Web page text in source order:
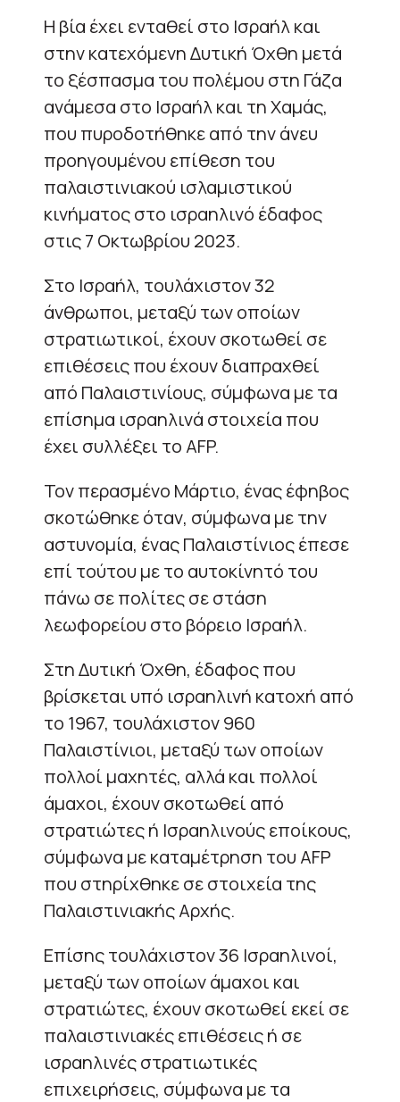
Η βία έχει ενταθεί στο Ισραήλ και
στην κατεχόμενη Δυτική Όχθη μετά
το ξέσπασμα του πολέμου στη Γάζα
ανάμεσα στο Ισραήλ και τη Χαμάς,
που πυροδοτήθηκε από την άνευ
προηγουμένου επίθεση του
παλαιστινιακού ισλαμιστικού
κινήματος στο ισραηλινό έδαφος
στις 7 Οκτωβρίου 2023.
Στο Ισραήλ, τουλάχιστον 32
άνθρωποι, μεταξύ των οποίων
στρατιωτικοί, έχουν σκοτωθεί σε
επιθέσεις που έχουν διαπραχθεί
από Παλαιστινίους, σύμφωνα με τα
επίσημα ισραηλινά στοιχεία που
έχει συλλέξει το AFP.
Τον περασμένο Μάρτιο, ένας έφηβος
σκοτώθηκε όταν, σύμφωνα με την
αστυνομία, ένας Παλαιστίνιος έπεσε
επί τούτου με το αυτοκίνητό του
πάνω σε πολίτες σε στάση
λεωφορείου στο βόρειο Ισραήλ.
Στη Δυτική Όχθη, έδαφος που
βρίσκεται υπό ισραηλινή κατοχή από
το 1967, τουλάχιστον 960
Παλαιστίνιοι, μεταξύ των οποίων
πολλοί μαχητές, αλλά και πολλοί
άμαχοι, έχουν σκοτωθεί από
στρατιώτες ή Ισραηλινούς εποίκους,
σύμφωνα με καταμέτρηση του AFP
που στηρίχθηκε σε στοιχεία της
Παλαιστινιακής Αρχής.
Επίσης τουλάχιστον 36 Ισραηλινοί,
μεταξύ των οποίων άμαχοι και
στρατιώτες, έχουν σκοτωθεί εκεί σε
παλαιστινιακές επιθέσεις ή σε
ισραηλινές στρατιωτικές
επιχειρήσεις, σύμφωνα με τα